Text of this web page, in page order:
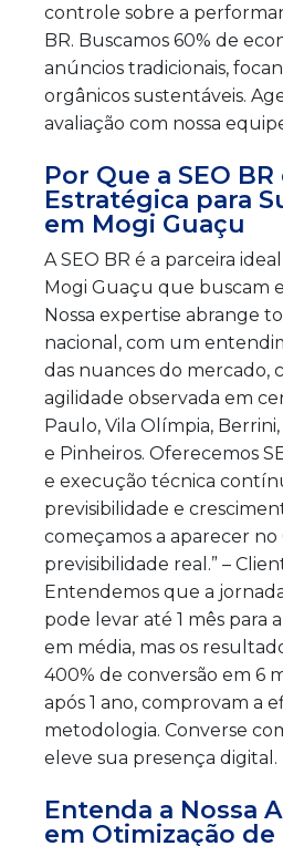
controle sobre a
BR. Buscamos 60% de
anúncios tradicionais,
orgânicos sustentáveis.
avaliação com nossa
Por Que a SEO
Estratégica para
em Mogi Guaçu
A SEO BR é a parceira
Mogi Guaçu que buscam
Nossa expertise abrange
nacional, com um
das nuances do mercado,
agilidade observada em
Paulo, Vila Olímpia,
e Pinheiros. Oferecemos
e execução técnica
previsibilidade e
começamos a aparecer
previsibilidade real.” –
Entendemos que a
pode levar até 1 mês para
em média, mas os
400% de conversão em 6
após 1 ano, comprovam a
metodologia. Converse
eleve sua presença digital.
Entenda a Nossa
em Otimização de